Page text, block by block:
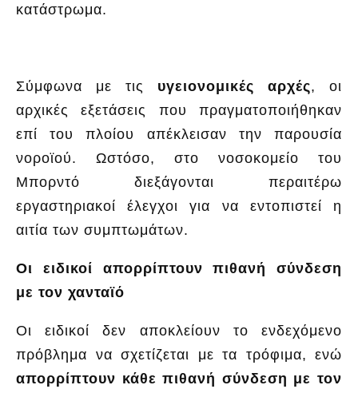
κατάστρωμα.
Σύμφωνα με τις υγειονομικές αρχές, οι
αρχικές εξετάσεις που πραγματοποιήθηκαν
επί του πλοίου απέκλεισαν την παρουσία
νοροϊού. Ωστόσο, στο νοσοκομείο του
Μπορντό διεξάγονται περαιτέρω
εργαστηριακοί έλεγχοι για να εντοπιστεί η
αιτία των συμπτωμάτων.
Οι ειδικοί απορρίπτουν πιθανή σύνδεση
με τον χανταϊό
Οι ειδικοί δεν αποκλείουν το ενδεχόμενο
πρόβλημα να σχετίζεται με τα τρόφιμα, ενώ
απορρίπτουν κάθε πιθανή σύνδεση με τον